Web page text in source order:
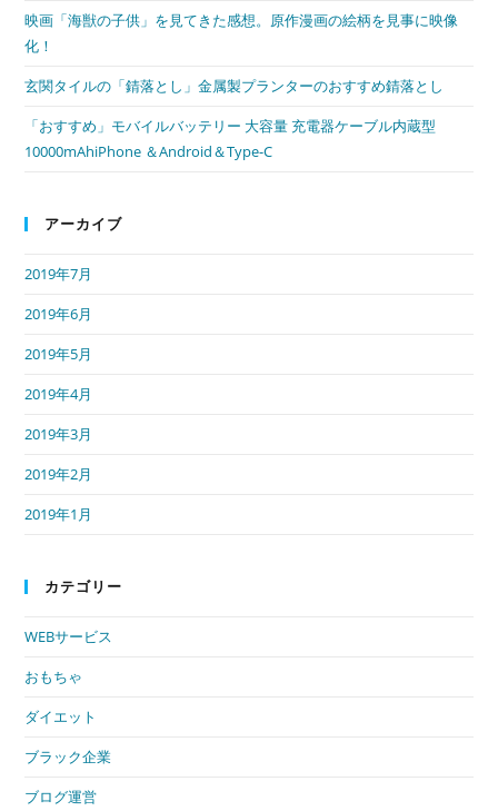
映画「海獣の子供」を見てきた感想。原作漫画の絵柄を見事に映像
化！
玄関タイルの「錆落とし」金属製プランターのおすすめ錆落とし
「おすすめ」モバイルバッテリー 大容量 充電器ケーブル内蔵型
10000mAhiPhone ＆Android＆Type-C
アーカイブ
2019年7月
2019年6月
2019年5月
2019年4月
2019年3月
2019年2月
2019年1月
カテゴリー
WEBサービス
おもちゃ
ダイエット
ブラック企業
ブログ運営